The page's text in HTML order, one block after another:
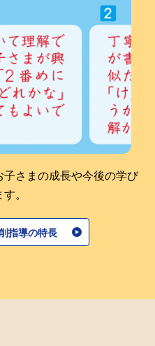
さまの成長や今後の学び
。
指導の特長